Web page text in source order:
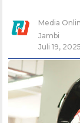
Media
Jambi
Juli 19, 2025